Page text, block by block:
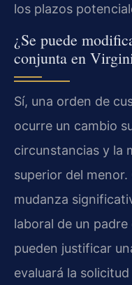
los plazos
¿Se puede
conjunta en
Sí, una orden de
ocurre un cambio
circunstancias y la
superior del
mudanza
laboral de un
pueden justificar
evaluará la